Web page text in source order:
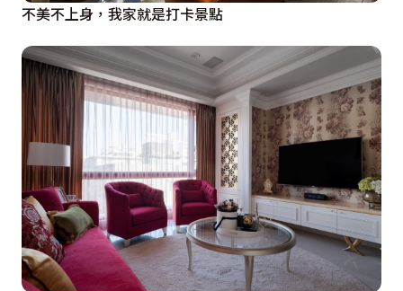
不美不上身，我家就是打卡景點